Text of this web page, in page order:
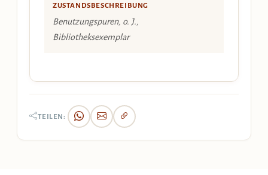
ZUSTANDSBESCHREIBUNG
Benutzungspuren, o. J.,
Bibliotheksexemplar
TEILEN: